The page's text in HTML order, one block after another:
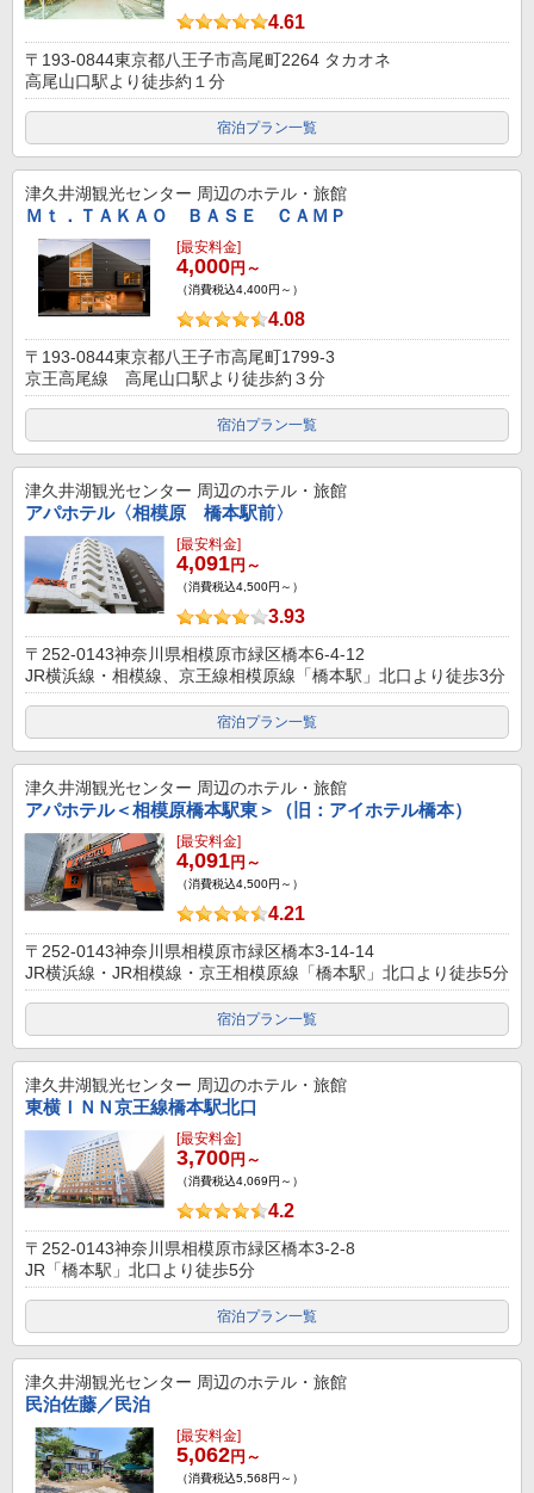
4.61
〒193-0844東京都八王子市高尾町2264 タカオネ
高尾山口駅より徒歩約１分
宿泊プラン一覧
津久井湖観光センター 周辺のホテル・旅館
Ｍｔ．ＴＡＫＡＯ ＢＡＳＥ ＣＡＭＰ
[最安料金]
4,000円～
（消費税込4,400円～）
4.08
〒193-0844東京都八王子市高尾町1799-3
京王高尾線 高尾山口駅より徒歩約３分
宿泊プラン一覧
津久井湖観光センター 周辺のホテル・旅館
アパホテル〈相模原 橋本駅前〉
[最安料金]
4,091円～
（消費税込4,500円～）
3.93
〒252-0143神奈川県相模原市緑区橋本6-4-12
JR横浜線・相模線、京王線相模原線「橋本駅」北口より徒歩3分
宿泊プラン一覧
津久井湖観光センター 周辺のホテル・旅館
アパホテル＜相模原橋本駅東＞（旧：アイホテル橋本）
[最安料金]
4,091円～
（消費税込4,500円～）
4.21
〒252-0143神奈川県相模原市緑区橋本3-14-14
JR横浜線・JR相模線・京王相模原線「橋本駅」北口より徒歩5分
宿泊プラン一覧
津久井湖観光センター 周辺のホテル・旅館
東横ＩＮＮ京王線橋本駅北口
[最安料金]
3,700円～
（消費税込4,069円～）
4.2
〒252-0143神奈川県相模原市緑区橋本3-2-8
JR「橋本駅」北口より徒歩5分
宿泊プラン一覧
津久井湖観光センター 周辺のホテル・旅館
民泊佐藤／民泊
[最安料金]
5,062円～
（消費税込5,568円～）